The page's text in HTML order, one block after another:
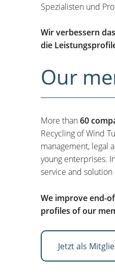
Spezialisten und
Wir verbessern
die
Our
More than60
Recycling of Wind
management, legal
young enterprises.
service and
We improve end-
profiles of our
Jetzt als